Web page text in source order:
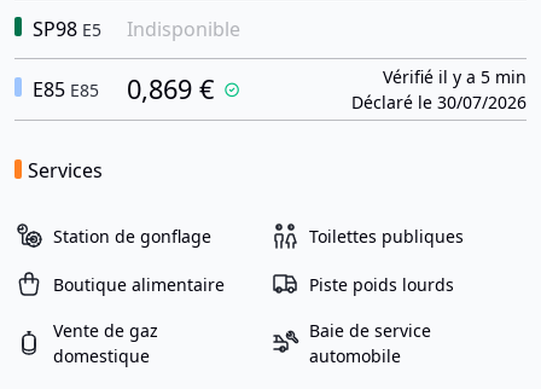
SP98 E5 Indisponible
E85 E85 0,869 €
Vérifié il y a 5 min
Déclaré le 30/07/2026
Services
Station de gonflage Toilettes publiques
Boutique alimentaire Piste poids lourds
Vente de gaz
domestique
Baie de service
automobile